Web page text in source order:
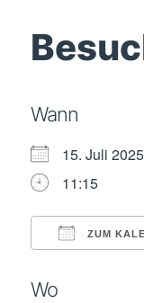
Wann
15. Juli
11:15
ZUM
Wo